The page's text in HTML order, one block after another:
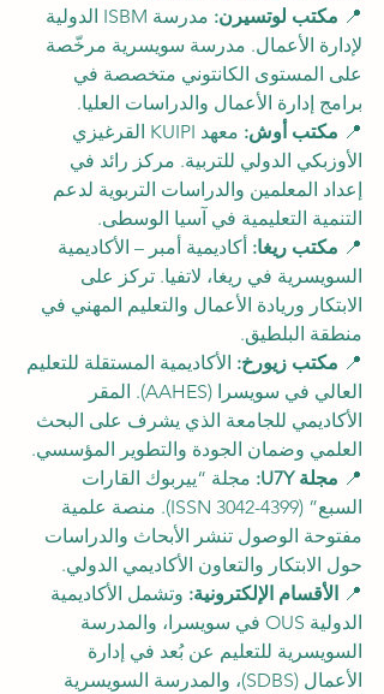
📍 مكتب لوتسيرن:
مدرسة ISBM الدولية
لإدارة الأعمال. مدرسة سويسرية مرخّصة
على المستوى الكانتوني متخصصة في
برامج إدارة الأعمال والدراسات العليا.
📍 مكتب أوش:
معهد KUIPI القرغيزي
الأوزبكي الدولي للتربية. مركز رائد في
إعداد المعلمين والدراسات التربوية لدعم
التنمية التعليمية في آسيا الوسطى.
📍 مكتب ريغا: أكاديمية أمبر – الأكاديمية
السويسرية في ريغا، لاتفيا. تركز على
الابتكار وريادة الأعمال والتعليم المهني في
منطقة البلطيق.
📍 مكتب زيورخ: الأكاديمية المستقلة للتعليم
العالي في سويسرا (AAHES). المقر
الأكاديمي للجامعة الذي يشرف على البحث
العلمي وضمان الجودة والتطوير المؤسسي.
📍 مجلة U7Y:
مجلة “ييربوك القارات
السبع” (ISSN 3042-4399). منصة علمية
مفتوحة الوصول تنشر الأبحاث والدراسات
حول الابتكار والتعاون الأكاديمي الدولي.
📍 الأقسام الإلكترونية: وتشمل الأكاديمية
الدولية OUS في سويسرا، والمدرسة
السويسرية للتعليم عن بُعد في إدارة
الأعمال (SDBS)، والمدرسة السويسرية